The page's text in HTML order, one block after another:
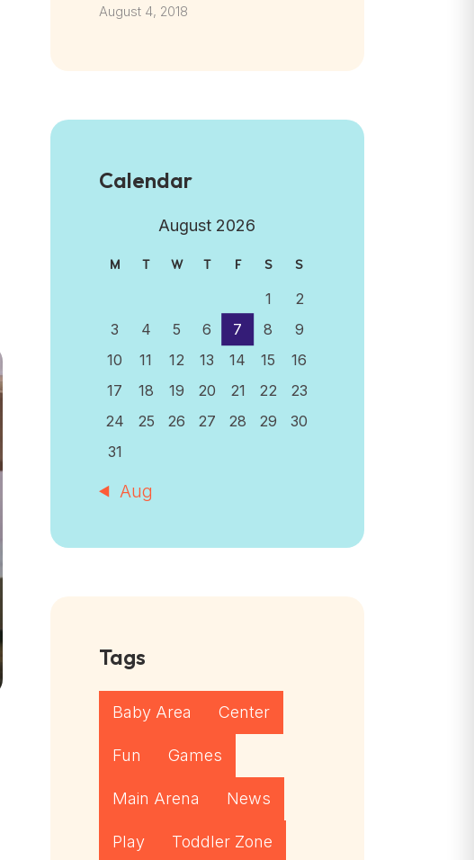
August 4, 2018
Calendar
August 2026
M T W T F S S
1
2
3
4 5 6 7 8
9
10
11 12 13 14 15
16
17
18 19 20 21 22
23
24
25 26 27 28 29
30
31
« Aug
Tags
Baby Area Center
Fun Games
Main Arena News
Play Toddler Zone